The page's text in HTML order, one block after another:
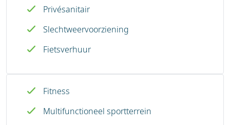
Privésanitair
Slechtweervoorziening
Fietsverhuur
Fitness
Multifunctioneel sportterrein